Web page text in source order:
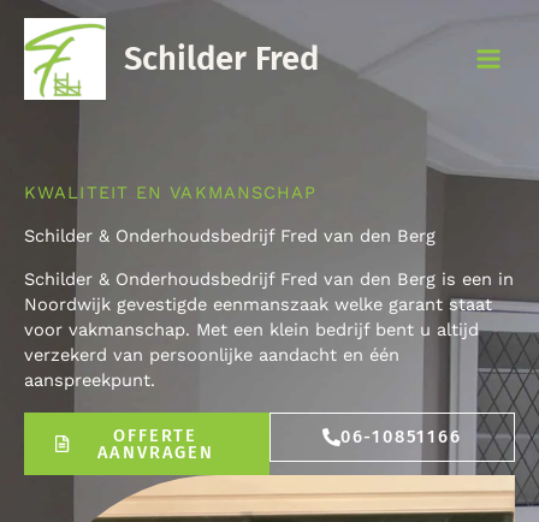
naar
inhoud
Schilder Fred
KWALITEIT EN VAKMANSCHAP
Schilder & Onderhoudsbedrijf Fred van den Berg
Schilder & Onderhoudsbedrijf Fred van den Berg is een in
Noordwijk gevestigde eenmanszaak welke garant staat
voor vakmanschap. Met een klein bedrijf bent u altijd
verzekerd van persoonlijke aandacht en één
aanspreekpunt.
OFFERTE
AANVRAGEN
06-10851166